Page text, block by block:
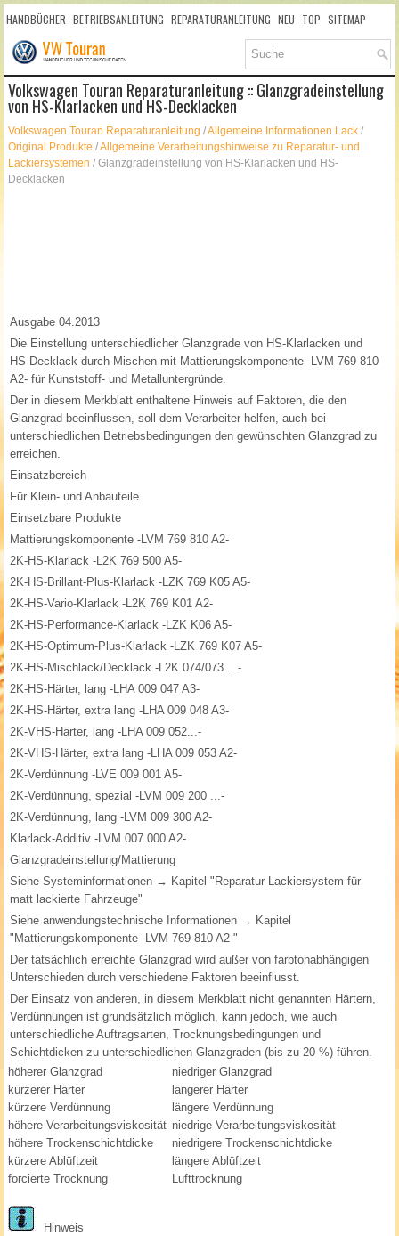
HANDBÜCHER BETRIEBSANLEITUNG REPARATURANLEITUNG NEU TOP SITEMAP
SUCHLAUF
Volkswagen Touran Reparaturanleitung :: Glanzgradeinstellung
von HS-Klarlacken und HS-Decklacken
Volkswagen Touran Reparaturanleitung /Allgemeine Informationen Lack /
Original Produkte /Allgemeine Verarbeitungshinweise zu Reparatur- und
Lackiersystemen / Glanzgradeinstellung von HS-Klarlacken und HS-
Decklacken
Ausgabe 04.2013
Die Einstellung unterschiedlicher Glanzgrade von HS-Klarlacken und
HS-Decklack durch Mischen mit Mattierungskomponente -LVM 769 810
A2- für Kunststoff- und Metalluntergründe.
Der in diesem Merkblatt enthaltene Hinweis auf Faktoren, die den
Glanzgrad beeinflussen, soll dem Verarbeiter helfen, auch bei
unterschiedlichen Betriebsbedingungen den gewünschten Glanzgrad zu
erreichen.
Einsatzbereich
Für Klein- und Anbauteile
Einsetzbare Produkte
Mattierungskomponente -LVM 769 810 A2-
2K-HS-Klarlack -L2K 769 500 A5-
2K-HS-Brillant-Plus-Klarlack -LZK 769 K05 A5-
2K-HS-Vario-Klarlack -L2K 769 K01 A2-
2K-HS-Performance-Klarlack -LZK K06 A5-
2K-HS-Optimum-Plus-Klarlack -LZK 769 K07 A5-
2K-HS-Mischlack/Decklack -L2K 074/073 ...-
2K-HS-Härter, lang -LHA 009 047 A3-
2K-HS-Härter, extra lang -LHA 009 048 A3-
2K-VHS-Härter, lang -LHA 009 052...-
2K-VHS-Härter, extra lang -LHA 009 053 A2-
2K-Verdünnung -LVE 009 001 A5-
2K-Verdünnung, spezial -LVM 009 200 ...-
2K-Verdünnung, lang -LVM 009 300 A2-
Klarlack-Additiv -LVM 007 000 A2-
Glanzgradeinstellung/Mattierung
Siehe Systeminformationen → Kapitel "Reparatur-Lackiersystem für
matt lackierte Fahrzeuge"
Siehe anwendungstechnische Informationen → Kapitel
"Mattierungskomponente -LVM 769 810 A2-"
Der tatsächlich erreichte Glanzgrad wird außer von farbtonabhängigen
Unterschieden durch verschiedene Faktoren beeinflusst.
Der Einsatz von anderen, in diesem Merkblatt nicht genannten Härtern,
Verdünnungen ist grundsätzlich möglich, kann jedoch, wie auch
unterschiedliche Auftragsarten, Trocknungsbedingungen und
Schichtdicken zu unterschiedlichen Glanzgraden (bis zu 20 %) führen.
höherer Glanzgrad
niedriger Glanzgrad
kürzerer Härter
längerer Härter
kürzere Verdünnung
längere Verdünnung
höhere Verarbeitungsviskosität niedrige Verarbeitungsviskosität
höhere Trockenschichtdicke
niedrigere Trockenschichtdicke
kürzere Ablüftzeit
längere Ablüftzeit
forcierte Trocknung
Lufttrocknung
Hinweis